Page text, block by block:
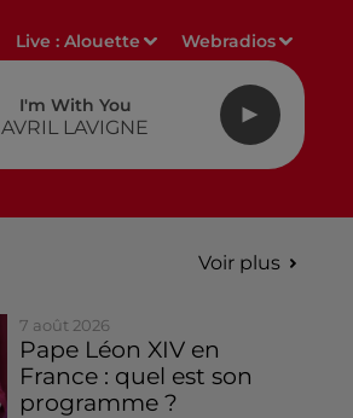
Live :Alouette Webradios
I'm With You
AVRIL LAVIGNE
Voir plus
7 août 2026
Pape Léon XIV en
France : quel est son
programme ?